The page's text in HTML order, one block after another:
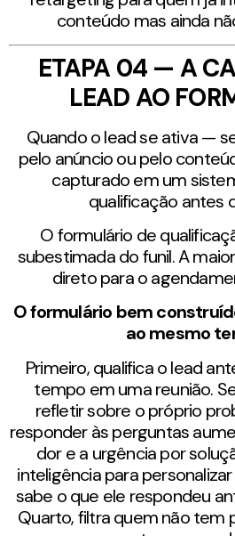
conteúdo mas ainda
ETAPA 04 — A
LEAD AO
Quando o lead se ativa —
pelo anúncio ou pelo
capturado em um
qualificação antes
O formulário de
subestimada do funil. A
direto para o
O formulário bem
ao mesmo
Primeiro, qualifica o lead
tempo em uma reunião.
refletir sobre o próprio
responder às perguntas
dor e a urgência por
inteligência para
sabe o que ele respondeu
Quarto, filtra quem não tem